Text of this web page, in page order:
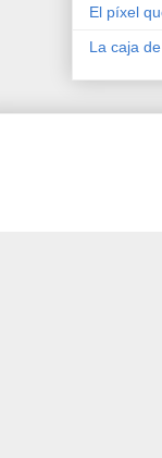
El píxel
La caja